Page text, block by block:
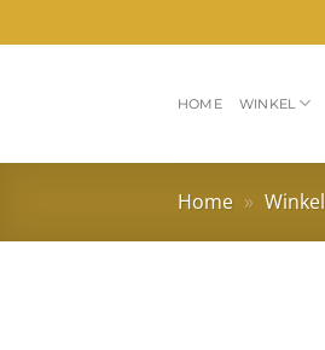
naar
HOME WINKEL
Home » Winkel